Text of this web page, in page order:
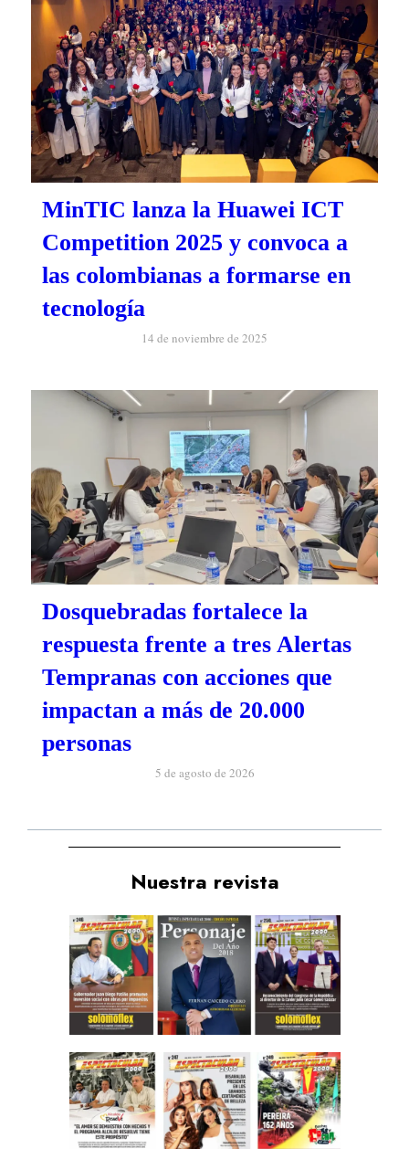
MinTIC lanza la Huawei ICT
Competition 2025 y convoca a
las colombianas a formarse en
tecnología
14 de noviembre de 2025
Dosquebradas fortalece la
respuesta frente a tres Alertas
Tempranas con acciones que
impactan a más de 20.000
personas
5 de agosto de 2026
Nuestra revista